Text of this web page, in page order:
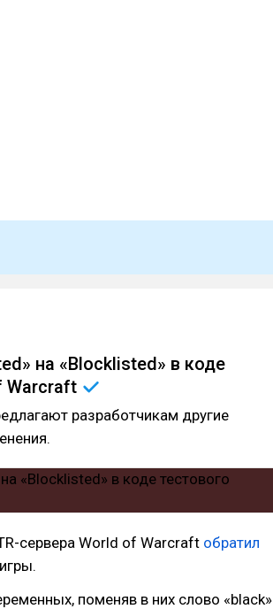
на «Blocklisted» в коде
Warcraft
разработчикам другие
сервера World of Warcraft обратил
поменяв в них слово «black»